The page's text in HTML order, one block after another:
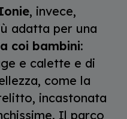
, invece,
adatta per una
coi bambini:
e calette e di
come la
incastonata
Il parco